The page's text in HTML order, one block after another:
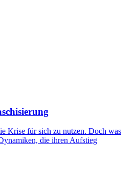
Krise für sich zu nutzen. Doch was
die ihren Aufstieg